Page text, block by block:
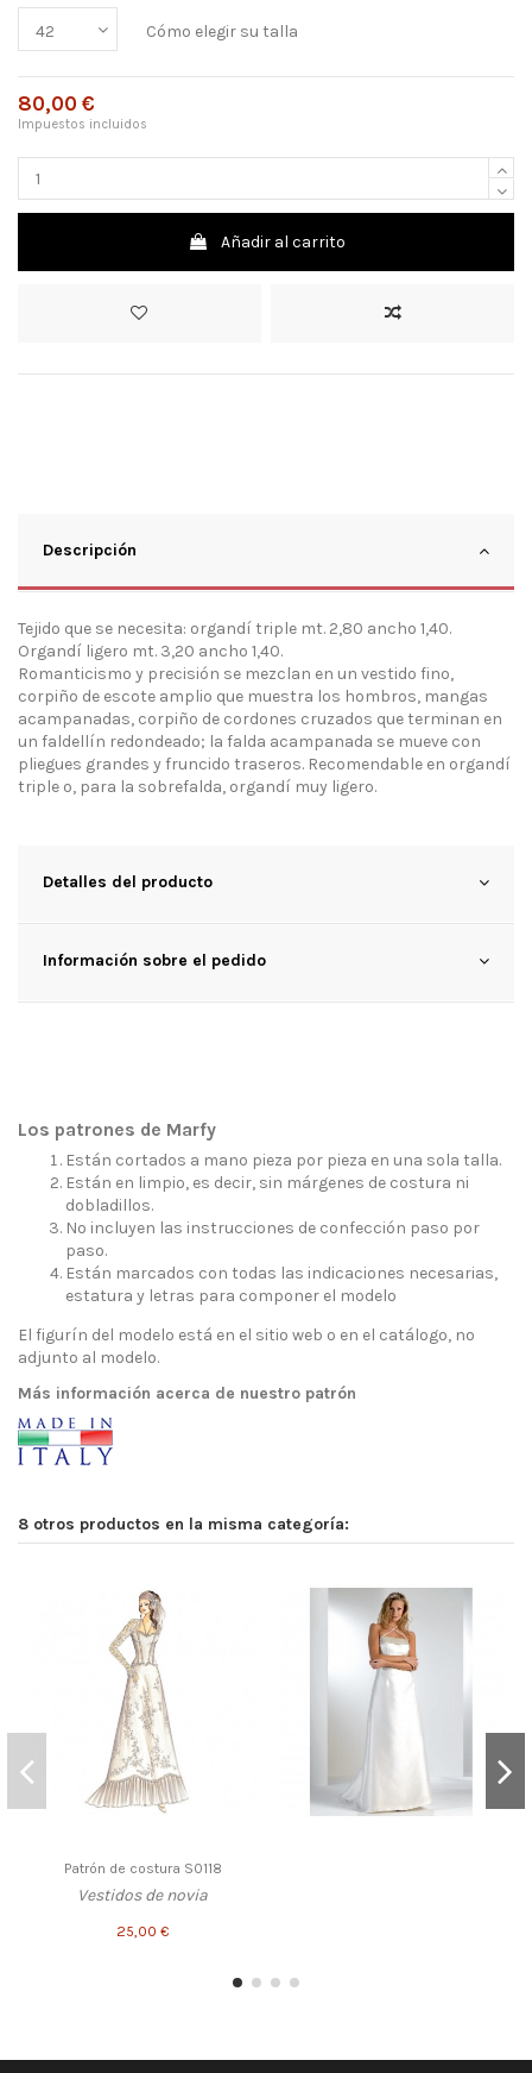
Cómo elegir su talla
80,00 €
Impuestos incluidos
Añadir al carrito
Descripción
Tejido que se necesita: organdí triple mt. 2,80 ancho 1,40.
Organdí ligero mt. 3,20 ancho 1,40.
Romanticismo y precisión se mezclan en un vestido fino,
corpiño de escote amplio que muestra los hombros, mangas
acampanadas, corpiño de cordones cruzados que terminan en
un faldellín redondeado; la falda acampanada se mueve con
pliegues grandes y fruncido traseros. Recomendable en organdí
triple o, para la sobrefalda, organdí muy ligero.
Detalles del producto
Información sobre el pedido
Los patrones de Marfy
Están cortados a mano pieza por pieza en una sola talla.
Están en limpio, es decir, sin márgenes de costura ni
dobladillos.
No incluyen las instrucciones de confección paso por
paso.
Están marcados con todas las indicaciones necesarias,
estatura y letras para componer el modelo
El figurín del modelo está en el sitio web o en el catálogo, no
adjunto al modelo.
Más información acerca de nuestro patrón
8 otros productos en la misma categoría:
Patrón de costura S0118
Vestidos de novia
25,00 €